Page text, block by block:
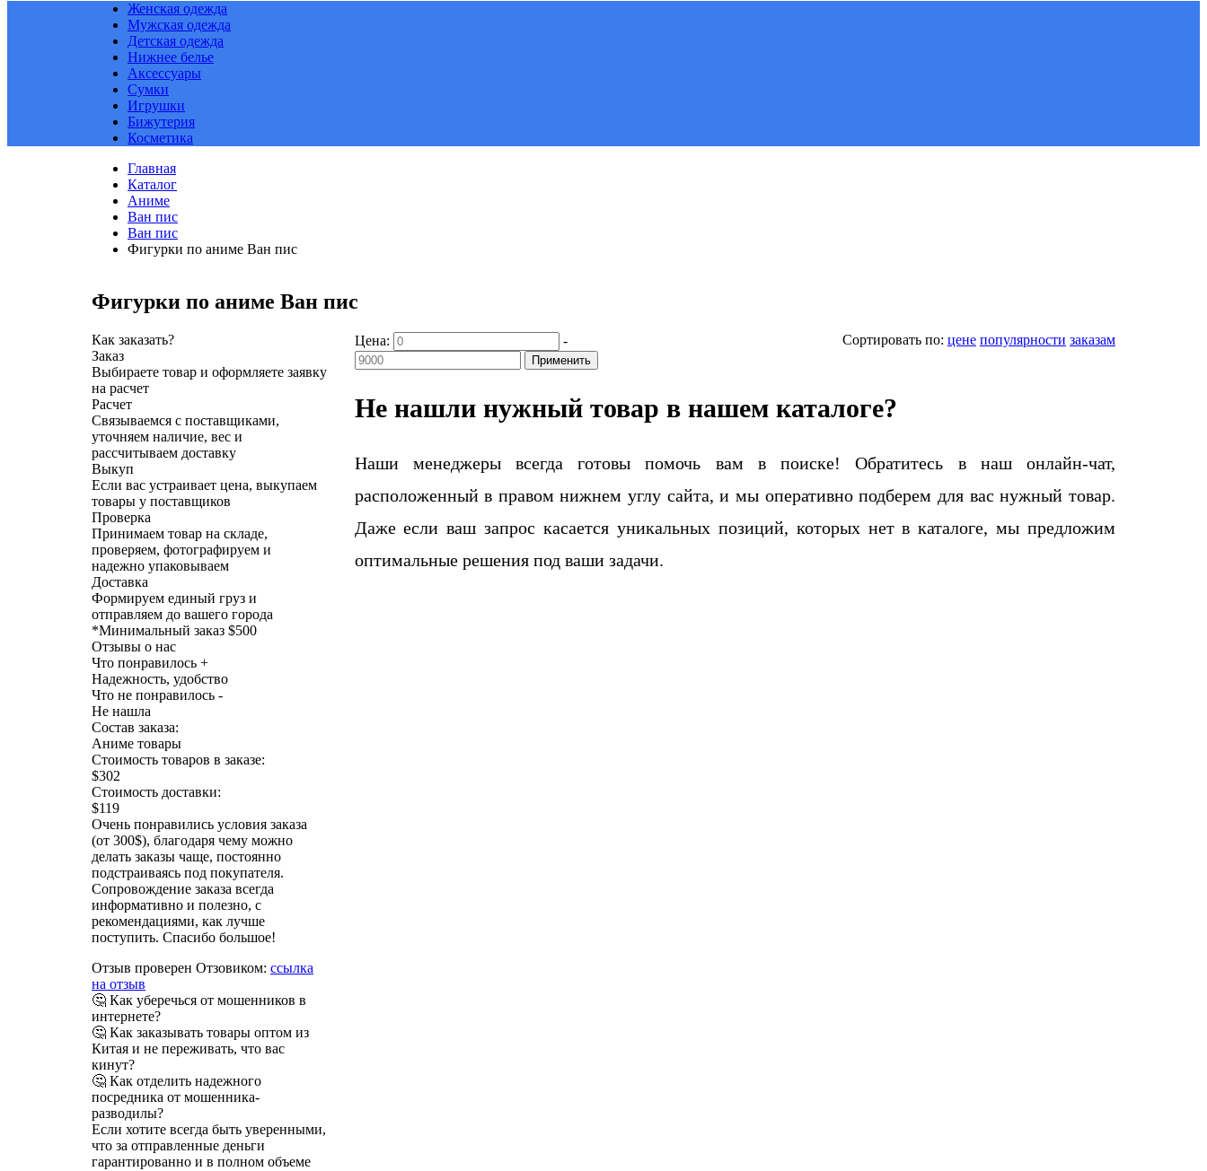
Женская одежда
Мужская одежда
Детская одежда
Нижнее белье
Аксессуары
Сумки
Игрушки
Бижутерия
Косметика
Главная
Каталог
Аниме
Ван пис
Ван пис
Фигурки по аниме Ван пис
Фигурки по аниме Ван пис
Как заказать?
Заказ
Выбираете товар и оформляете заявку
на расчет
Расчет
Связываемся с поставщиками,
уточняем наличие, вес и
рассчитываем доставку
Выкуп
Если вас устраивает цена, выкупаем
товары у поставщиков
Проверка
Принимаем товар на складе,
проверяем, фотографируем и
надежно упаковываем
Доставка
Формируем единый груз и
отправляем до вашего города
*Минимальный заказ $500
Отзывы о нас
Что понравилось +
Надежность, удобство
Что не понравилось -
Не нашла
Состав заказа:
Аниме товары
Стоимость товаров в заказе:
$302
Стоимость доставки:
$119
Очень понравились условия заказа
(от 300$), благодаря чему можно
делать заказы чаще, постоянно
подстраиваясь под покупателя.
Сопровождение заказа всегда
информативно и полезно, с
рекомендациями, как лучше
поступить. Спасибо большое!
Отзыв проверен Отзовиком: ссылка
на отзыв
🤔 Как уберечься от мошенников в
интернете?
🤔 Как заказывать товары оптом из
Китая и не переживать, что вас
кинут?
🤔 Как отделить надежного
посредника от мошенника-
разводилы?
Если хотите всегда быть уверенными,
что за отправленные деньги
гарантированно и в полном объеме
Сортировать по: цене популярности заказам
Цена: -
Применить
Не нашли нужный товар в нашем каталоге?
Наши менеджеры всегда готовы помочь вам в поиске! Обратитесь в наш онлайн-чат,
расположенный в правом нижнем углу сайта, и мы оперативно подберем для вас нужный товар.
Даже если ваш запрос касается уникальных позиций, которых нет в каталоге, мы предложим
оптимальные решения под ваши задачи.